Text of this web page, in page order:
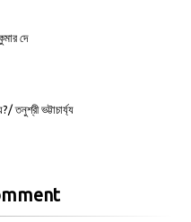
দে
তনুশ্রী ভট্টাচার্য্য